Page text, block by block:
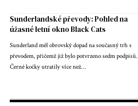
Sunderlandské převody: Pohled na
úžasné letní okno Black Cats
Sunderland měl obrovský dopad na současný trh s
převodem, přičemž již bylo potvrzeno sedm podpisů.
Černé kočky utratily více než…